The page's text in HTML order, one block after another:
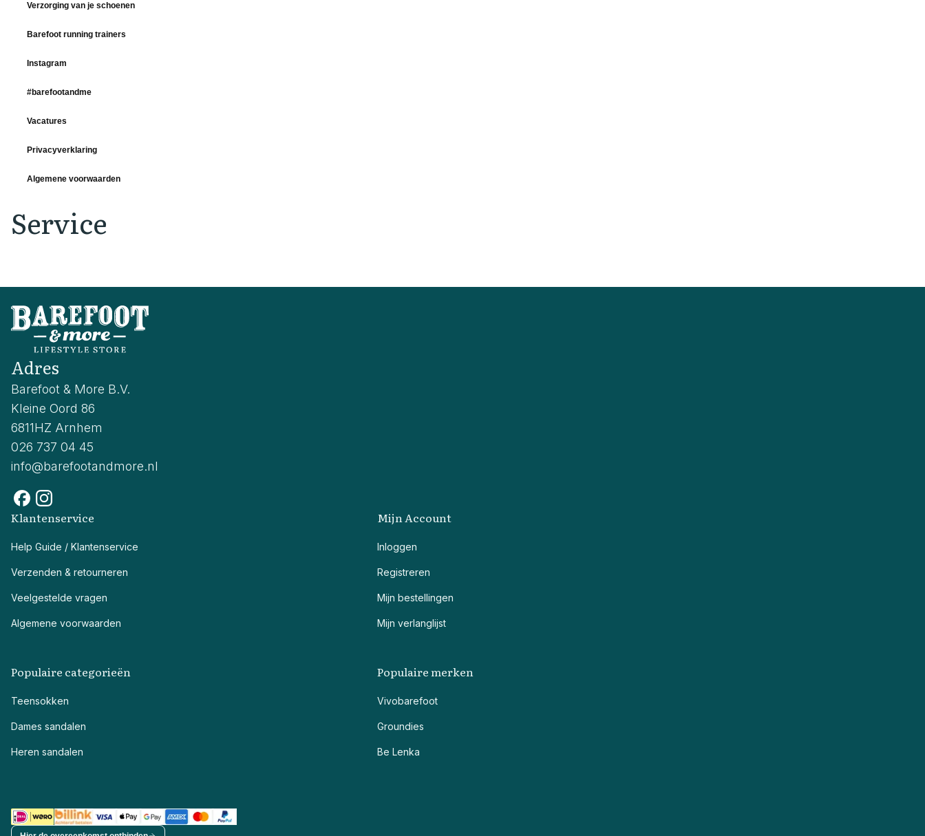
Verzorging van je schoenen
Barefoot running trainers
Instagram
#barefootandme
Vacatures
Privacyverklaring
Algemene voorwaarden
Service
Adres
Barefoot & More B.V.
Kleine Oord 86
6811HZ Arnhem
026 737 04 45
info@barefootandmore.nl
Klantenservice
Help Guide / Klantenservice
Verzenden & retourneren
Veelgestelde vragen
Algemene voorwaarden
Mijn Account
Inloggen
Registreren
Mijn bestellingen
Mijn verlanglijst
Populaire categorieën
Teensokken
Dames sandalen
Heren sandalen
Populaire merken
Vivobarefoot
Groundies
Be Lenka